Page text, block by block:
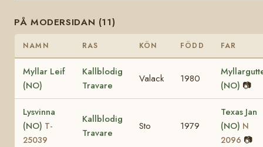
PÅ MODERSIDAN (11)
NAMN RAS KÖN FÖDD FAR
Myllar Leif
(NO)
Kallblodig
Travare
Valack 1980
(NO) 📷
Lysvinna
(NO) T-
25039
Kallblodig
Travare
Sto 1979
Texas Jan
(NO) N
2096 📷